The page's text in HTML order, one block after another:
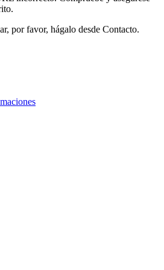
por favor, hágalo desde Contacto.